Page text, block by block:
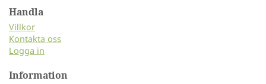
Handla
Villkor
Kontakta oss
Logga in
Information